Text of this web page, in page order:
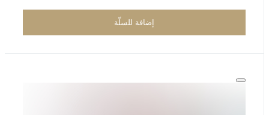
إضافة للسلّة